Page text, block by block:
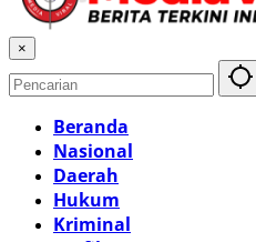
×
Beranda
Nasional
Daerah
Hukum
Kriminal